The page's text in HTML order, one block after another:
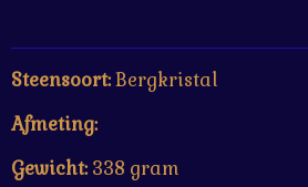
Steensoort:Bergkristal
Afmeting:
Gewicht:338 gram